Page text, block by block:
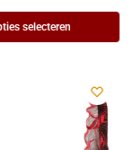
selecteren